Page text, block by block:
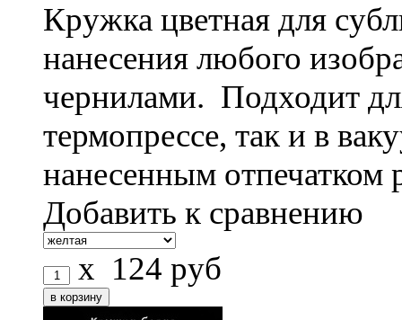
Кружка цветная для
нанесения любого
чернилами. Подходит
термопрессе, так и в
нанесенным
Добавить к сравнению
x 124 руб